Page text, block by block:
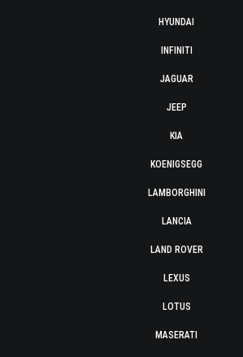
HYUNDAI
INFINITI
JAGUAR
JEEP
KIA
KOENIGSEGG
LAMBORGHINI
LANCIA
LAND ROVER
LEXUS
LOTUS
MASERATI